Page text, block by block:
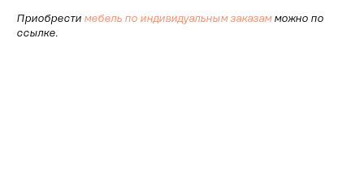
Приобрести мебель по индивидуальным заказамможно по
ссылке.